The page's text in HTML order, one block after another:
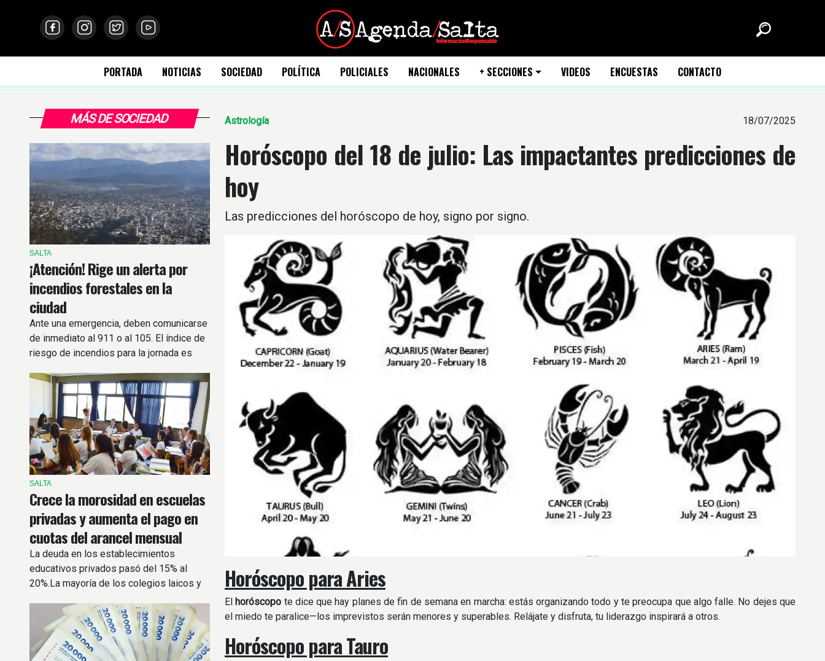
PORTADA NOTICIAS SOCIEDAD POLÍTICA POLICIALES NACIONALES + SECCIONES VIDEOS ENCUESTAS CONTACTO
MÁS DE SOCIEDAD
SALTA
¡Atención! Rige un alerta por
incendios forestales en la
ciudad
Ante una emergencia, deben comunicarse
de inmediato al 911 o al 105. El índice de
riesgo de incendios para la jornada es
SALTA
Crece la morosidad en escuelas
privadas y aumenta el pago en
cuotas del arancel mensual
La deuda en los establecimientos
educativos privados pasó del 15% al
20%.La mayoría de los colegios laicos y
Astrología 18/07/2025
Horóscopo del 18 de julio: Las impactantes predicciones de
hoy
Las predicciones del horóscopo de hoy, signo por signo.
Horóscopo para Aries
El horóscopo te dice que hay planes de fin de semana en marcha: estás organizando todo y te preocupa que algo falle. No dejes que
el miedo te paralice—los imprevistos serán menores y superables. Relájate y disfruta, tu liderazgo inspirará a otros.
Horóscopo para Tauro